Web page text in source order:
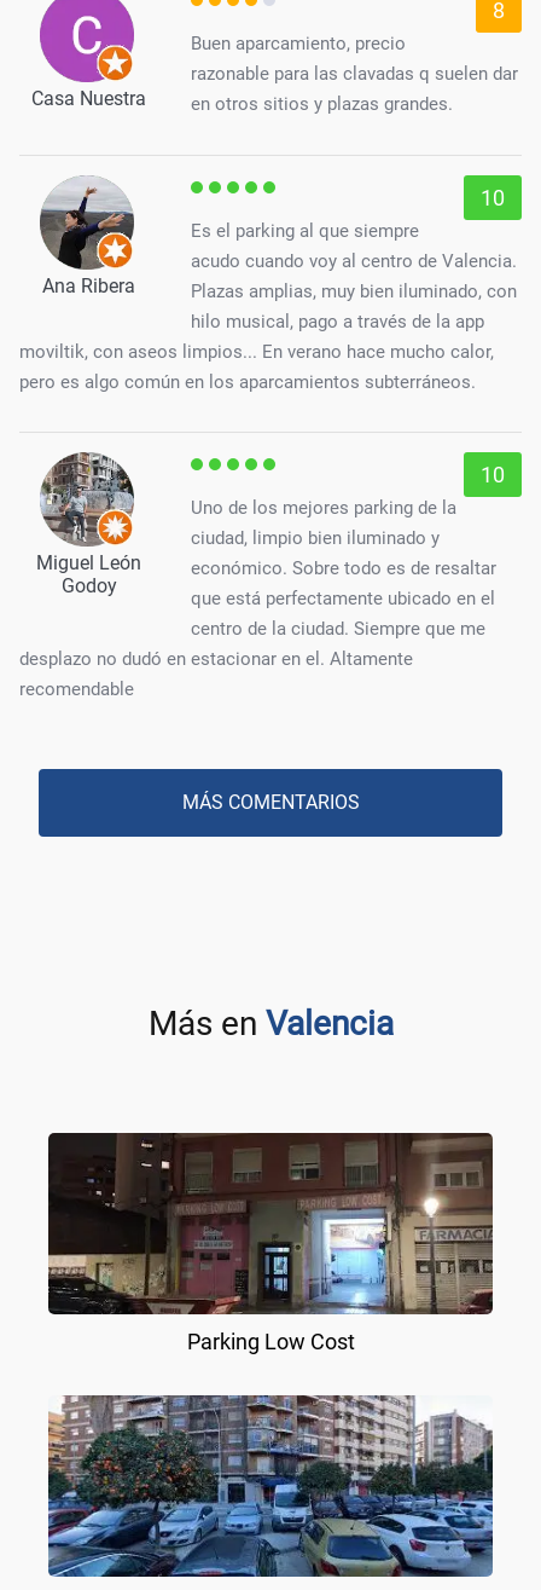
Casa Nuestra
8
Buen aparcamiento, precio
razonable para las clavadas q suelen dar
en otros sitios y plazas grandes.
Ana Ribera
10
Es el parking al que siempre
acudo cuando voy al centro de Valencia.
Plazas amplias, muy bien iluminado, con
hilo musical, pago a través de la app
moviltik, con aseos limpios... En verano hace mucho calor,
pero es algo común en los aparcamientos subterráneos.
Miguel León
Godoy
10
Uno de los mejores parking de la
ciudad, limpio bien iluminado y
económico. Sobre todo es de resaltar
que está perfectamente ubicado en el
centro de la ciudad. Siempre que me
desplazo no dudó en estacionar en el. Altamente
recomendable
MÁS COMENTARIOS
Más en Valencia
Parking Low Cost